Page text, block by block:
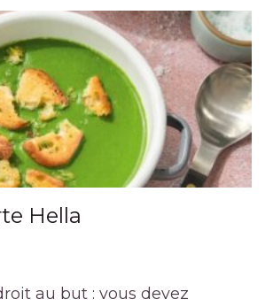
Hella
au but : vous devez